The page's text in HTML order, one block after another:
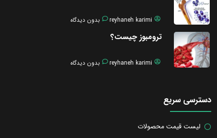
reyhaneh karimi بدون دیدگاه
ترومبوز چیست؟
reyhaneh karimi بدون دیدگاه
دسترسی سریع
لیست قیمت محصولات